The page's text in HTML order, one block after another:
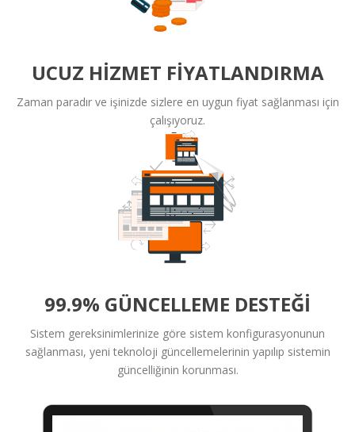
UCUZ HIZMET FIYATLANDIRMA
Zaman paradır ve işinizde sizlere en uygun fiyat sağlanması için
çalışıyoruz.
99.9% GÜNCELLEME DESTEĞI
Sistem gereksinimlerinize göre sistem konfigurasyonunun
sağlanması, yeni teknoloji güncellemelerinin yapılıp sistemin
güncelliğinin korunması.